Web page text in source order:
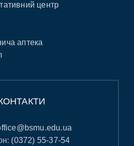
центр
аптека
(0372) 55-37-54